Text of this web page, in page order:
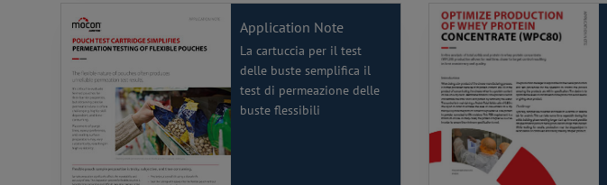
Application Note
La cartuccia per il test
delle buste semplifica il
test di permeazione delle
buste flessibili